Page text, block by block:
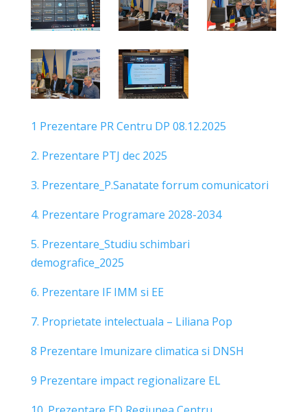
1 Prezentare PR Centru DP 08.12.2025
2. Prezentare PTJ dec 2025
3. Prezentare_P.Sanatate forrum comunicatori
4. Prezentare Programare 2028-2034
5. Prezentare_Studiu schimbari
demografice_2025
6. Prezentare IF IMM si EE
7. Proprietate intelectuala – Liliana Pop
8 Prezentare Imunizare climatica si DNSH
9 Prezentare impact regionalizare EL